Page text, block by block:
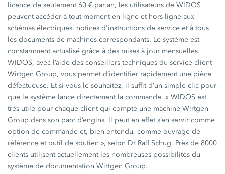
licence de seulement 60 € par an, les utilisateurs de WIDOS
peuvent accéder à tout moment en ligne et hors ligne aux
schémas électriques, notices d'instructions de service et à tous
les documents de machines correspondants. Le système est
constamment actualisé grâce à des mises à jour mensuelles.
WIDOS, avec l’aide des conseillers techniques du service client
Wirtgen Group, vous permet d’identifier rapidement une pièce
défectueuse. Et si vous le souhaitez, il suffit d’un simple clic pour
que le système lance directement la commande. « WIDOS est
très utile pour chaque client qui compte une machine Wirtgen
Group dans son parc d’engins. Il peut en effet s’en servir comme
option de commande et, bien entendu, comme ouvrage de
référence et outil de soutien », selon Dr Ralf Schug. Près de 8000
clients utilisent actuellement les nombreuses possibilités du
système de documentation Wirtgen Group.